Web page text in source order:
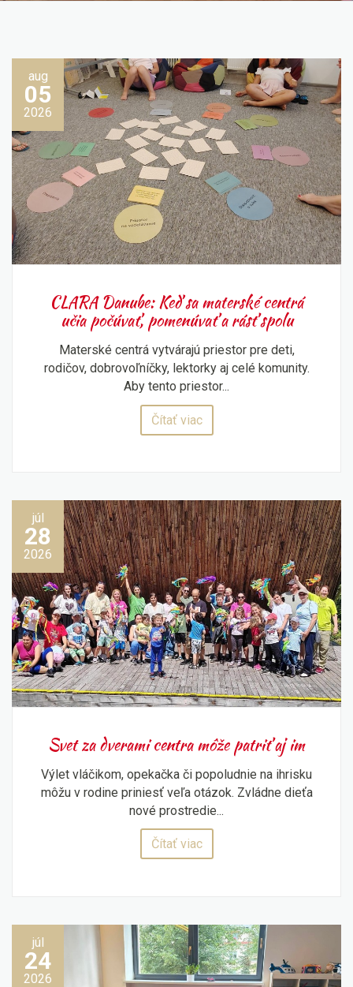
aug
05
2026
CLARA Danube: Keď sa materské centrá
učia počúvať, pomenúvať a rásť spolu
Materské centrá vytvárajú priestor pre deti,
rodičov, dobrovoľníčky, lektorky aj celé komunity.
Aby tento priestor...
Čítať viac
júl
28
2026
Svet za dverami centra môže patriť aj im
Výlet vláčikom, opekačka či popoludnie na ihrisku
môžu v rodine priniesť veľa otázok. Zvládne dieťa
nové prostredie...
Čítať viac
júl
24
2026